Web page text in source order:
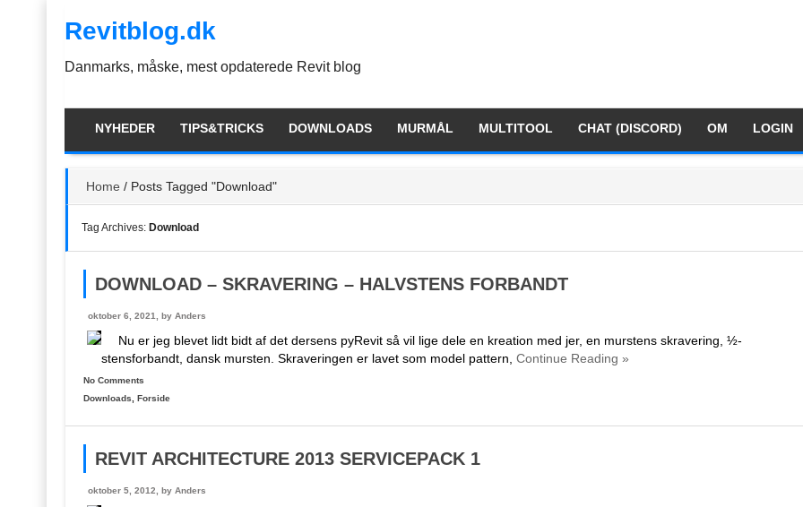
Revitblog.dk
Danmarks, måske, mest opdaterede Revit blog
NYHEDER TIPS&TRICKS DOWNLOADS MURMÅL MULTITOOL CHAT (DISCORD) OM LOGIN
Home / Posts Tagged "Download"
Tag Archives: Download
DOWNLOAD – SKRAVERING – HALVSTENS FORBANDT
oktober 6, 2021, by Anders
Nu er jeg blevet lidt bidt af det dersens pyRevit så vil lige dele en kreation med jer, en murstens skravering, ½-
stensforbandt, dansk mursten. Skraveringen er lavet som model pattern, Continue Reading »
No Comments
Downloads
Forside
REVIT ARCHITECTURE 2013 SERVICEPACK 1
oktober 5, 2012, by Anders